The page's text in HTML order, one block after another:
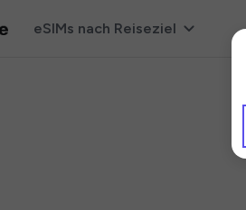
eSIMs nach Reiseziel